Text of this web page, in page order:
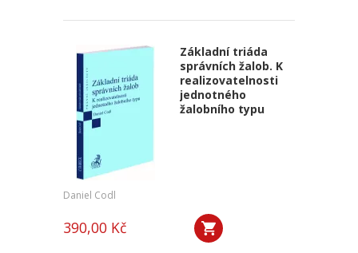
Základní triáda
správních žalob. K
realizovatelnosti
jednotného
žalobního typu
Daniel Codl
390,00 Kč